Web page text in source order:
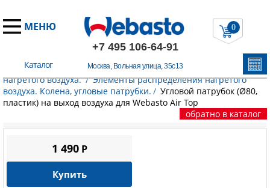
МЕНЮ
+7 495 106-64-91
Москва, Вольная улица, 35с13
Каталог
0
Главная /Запчасти Вебасто/Элементы распределения
нагретого воздуха./Элементы распределения нагретого
воздуха. Колена, угловые патрубки. / Угловой патрубок (Ø80,
пластик) на выход воздуха для Webasto Air Top
обратно в каталог
1 490P
Купить